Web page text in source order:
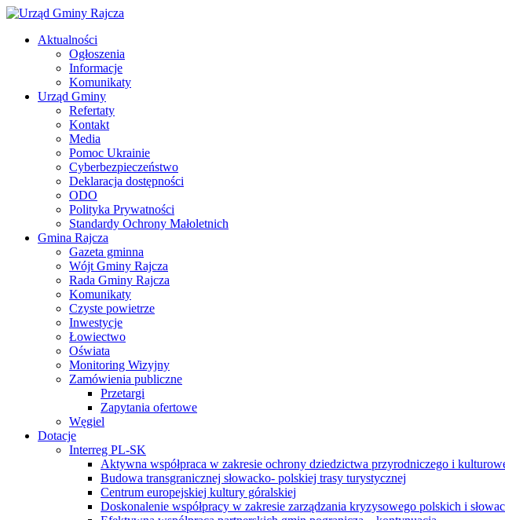
Aktualności
Ogłoszenia
Informacje
Komunikaty
Urząd Gminy
Refertaty
Kontakt
Media
Pomoc Ukrainie
Cyberbezpieczeństwo
Deklaracja dostępności
ODO
Polityka Prywatności
Standardy Ochrony Małoletnich
Gmina Rajcza
Gazeta gminna
Wójt Gminy Rajcza
Rada Gminy Rajcza
Komunikaty
Czyste powietrze
Inwestycje
Łowiectwo
Oświata
Monitoring Wizyjny
Zamówienia publiczne
Przetargi
Zapytania ofertowe
Węgiel
Dotacje
Interreg PL-SK
Aktywna współpraca w zakresie ochrony dziedzictwa przyrodniczego i
Budowa transgranicznej słowacko- polskiej trasy turystycznej
Centrum europejskiej kultury góralskiej
Doskonalenie współpracy w zakresie zarządzania kryzysowego polskich i